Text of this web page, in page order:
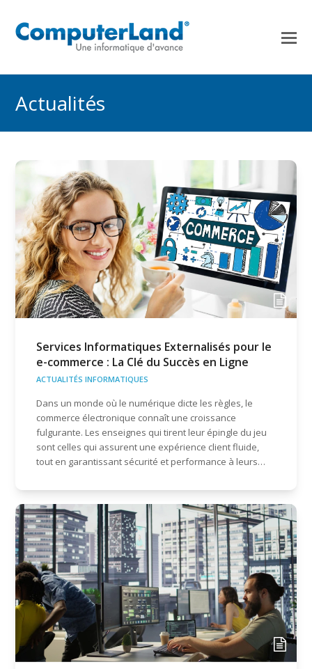
Actualités
Services Informatiques Externalisés pour le
e-commerce : La Clé du Succès en Ligne
ACTUALITÉS INFORMATIQUES
Dans un monde où le numérique dicte les règles, le
commerce électronique connaît une croissance
fulgurante. Les enseignes qui tirent leur épingle du jeu
sont celles qui assurent une expérience client fluide,
tout en garantissant sécurité et performance à leurs…